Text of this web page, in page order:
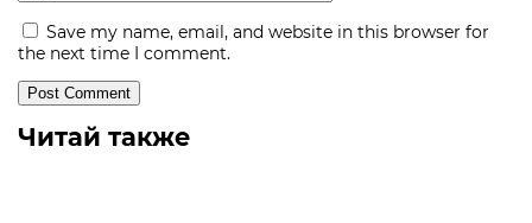
Save my name, email, and website in this browser for
the next time I comment.
Читай также